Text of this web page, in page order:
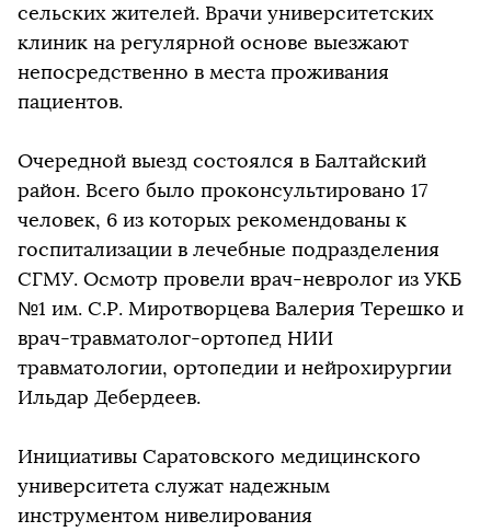
сельских жителей. Врачи университетских
клиник на регулярной основе выезжают
непосредственно в места проживания
пациентов.
Очередной выезд состоялся в Балтайский
район. Всего было проконсультировано 17
человек, 6 из которых рекомендованы к
госпитализации в лечебные подразделения
СГМУ. Осмотр провели врач-невролог из УКБ
№1 им. С.Р. Миротворцева Валерия Терешко и
врач-травматолог-ортопед НИИ
травматологии, ортопедии и нейрохирургии
Ильдар Дебердеев.
Инициативы Саратовского медицинского
университета служат надежным
инструментом нивелирования